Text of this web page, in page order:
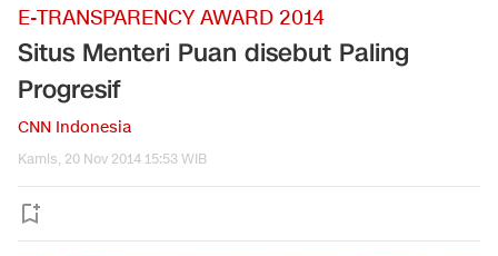
E-TRANSPARENCY AWARD 2014
Situs Menteri Puan disebut Paling
Progresif
CNN Indonesia
Kamis, 20 Nov 2014 15:53 WIB